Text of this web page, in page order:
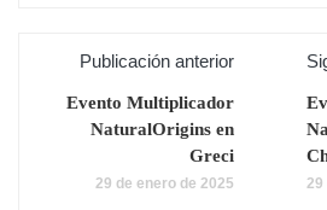
Publicación anterior
Evento Multiplicador
NaturalOrigins en
Greci
29 de enero de 2025 29